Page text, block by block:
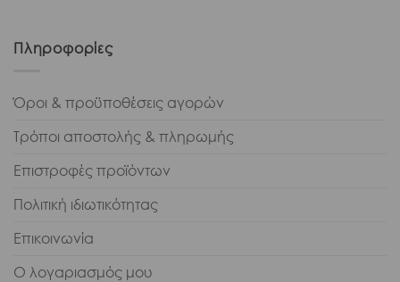
Πληροφορίες
Όροι & προϋποθέσεις αγορών
Τρόποι αποστολής & πληρωμής
Επιστροφές προϊόντων
Πολιτική ιδιωτικότητας
Επικοινωνία
Ο λογαριασμός μου